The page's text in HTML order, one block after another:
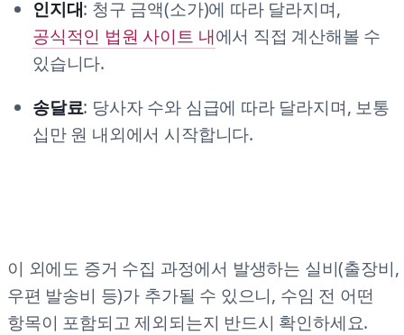
인지대: 청구 금액(소가)에 따라 달라지며,
공식적인 법원 사이트 내에서 직접 계산해볼 수
있습니다.
송달료: 당사자 수와 심급에 따라 달라지며, 보통
십만 원 내외에서 시작합니다.
이 외에도 증거 수집 과정에서 발생하는 실비(출장비,
우편 발송비 등)가 추가될 수 있으니, 수임 전 어떤
항목이 포함되고 제외되는지 반드시 확인하세요.